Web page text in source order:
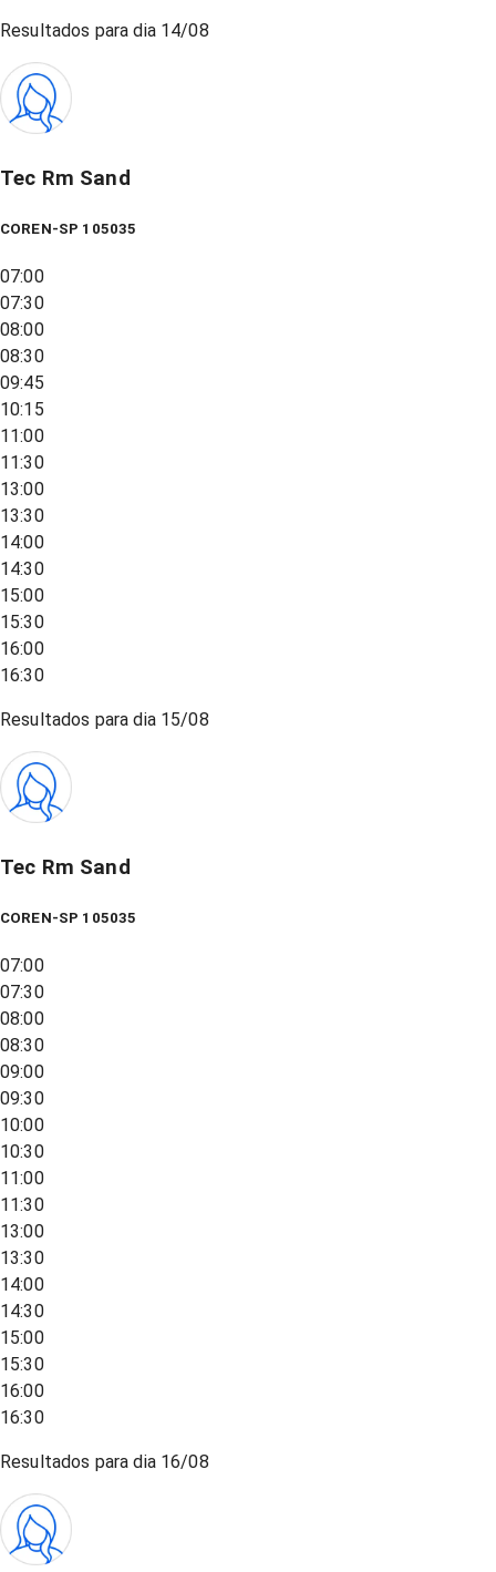
Resultados para dia 14/08
Tec Rm Sand
COREN-SP 105035
07:00
07:30
08:00
08:30
09:45
10:15
11:00
11:30
13:00
13:30
14:00
14:30
15:00
15:30
16:00
16:30
Resultados para dia 15/08
Tec Rm Sand
COREN-SP 105035
07:00
07:30
08:00
08:30
09:00
09:30
10:00
10:30
11:00
11:30
13:00
13:30
14:00
14:30
15:00
15:30
16:00
16:30
Resultados para dia 16/08